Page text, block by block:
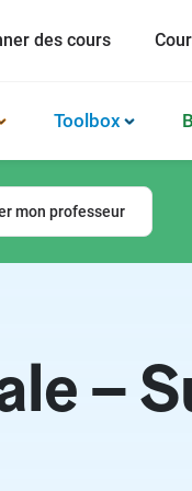
des cours
Toolbox
mon professeur
–